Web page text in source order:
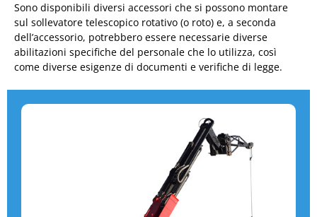
Sono disponibili diversi accessori che si possono montare
sul sollevatore telescopico rotativo (o roto) e, a seconda
dell’accessorio, potrebbero essere necessarie diverse
abilitazioni specifiche del personale che lo utilizza, così
come diverse esigenze di documenti e verifiche di legge.